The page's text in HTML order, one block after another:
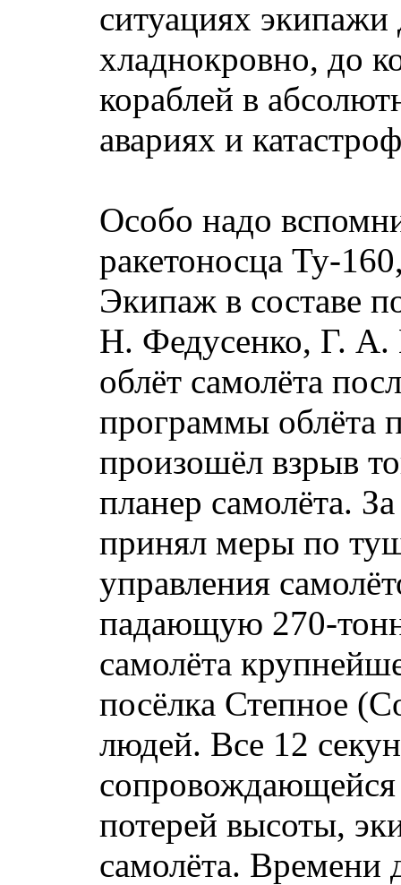
ситуациях экипажи
хладнокровно, до
кораблей в
авариях и
Особо надо
ракетоносца Ту-
Экипаж в составе
Н. Федусенко, Г. А.
облёт самолёта
программы облёта
произошёл взрыв
планер самолёта.
принял меры по
управления
падающую 270-
самолёта
посёлка Степное
людей. Все 12
сопровождающейся
потерей высоты,
самолёта. Времени